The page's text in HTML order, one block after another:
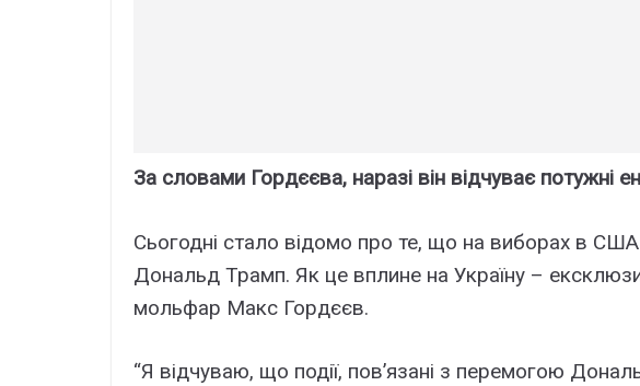
За словами Гордєєва, наразі він відчуває потужні
Сьогодні стало відомо про те, що на виборах в
Дональд Трамп. Як це вплине на Україну –
мольфар Макс Гордєєв.
“Я відчуваю, що події, пов’язані з перемогою